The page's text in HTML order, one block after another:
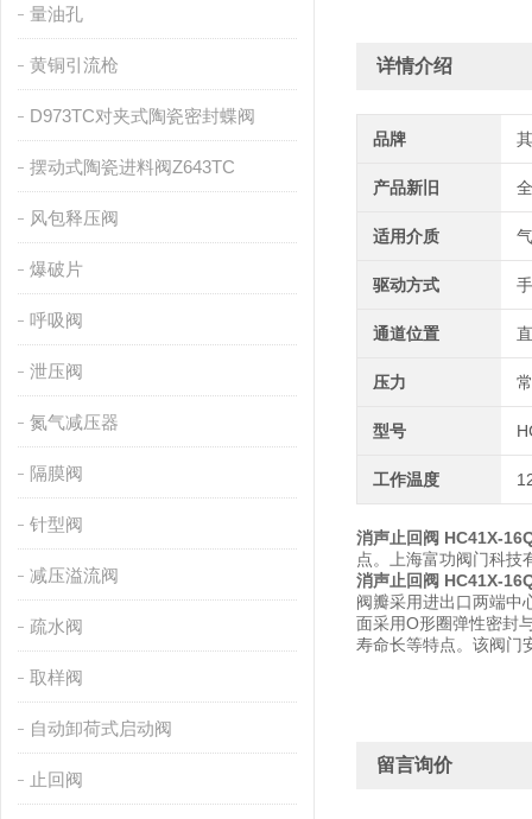
量油孔
黄铜引流枪
D973TC对夹式陶瓷密封蝶阀
摆动式陶瓷进料阀Z643TC
风包释压阀
爆破片
呼吸阀
泄压阀
氮气减压器
隔膜阀
针型阀
减压溢流阀
疏水阀
取样阀
自动卸荷式启动阀
止回阀
详情介绍
品牌
产品新旧
适用介质
驱动方式
通道位置
压力
型号
工作温度
消声止回阀 HC41X-
点。上海富功阀门科技
消声止回阀 HC41X-
阀瓣采用进出口两端中
面采用O形圈弹性密封
寿命长等特点。该阀门
留言询价